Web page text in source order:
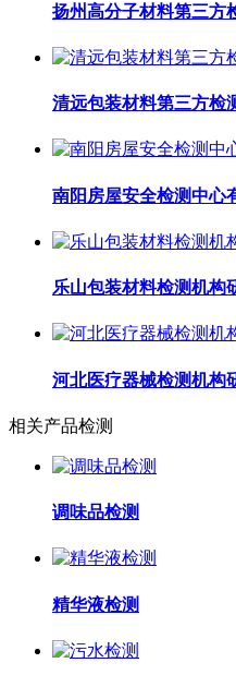
扬州高分子材料第三方
清远包装材料第三方检
南阳房屋安全检测中心
乐山包装材料检测机构
河北医疗器械检测机构
相关产品检测
调味品检测
精华液检测